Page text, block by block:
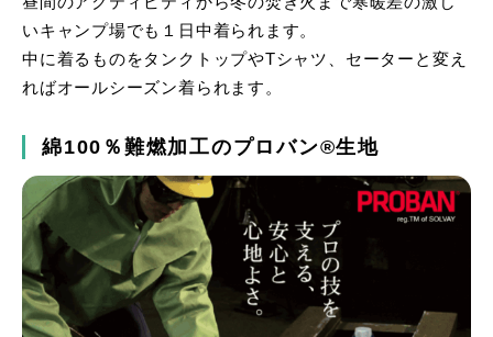
いキャンプ場でも１日中着られます。
中に着るものをタンクトップやTシャツ、セーターと変え
ればオールシーズン着られます。
綿100％難燃加工のプロバン®生地